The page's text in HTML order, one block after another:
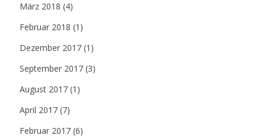
März 2018 (4)
Februar 2018 (1)
Dezember 2017 (1)
September 2017 (3)
August 2017 (1)
April 2017 (7)
Februar 2017 (6)